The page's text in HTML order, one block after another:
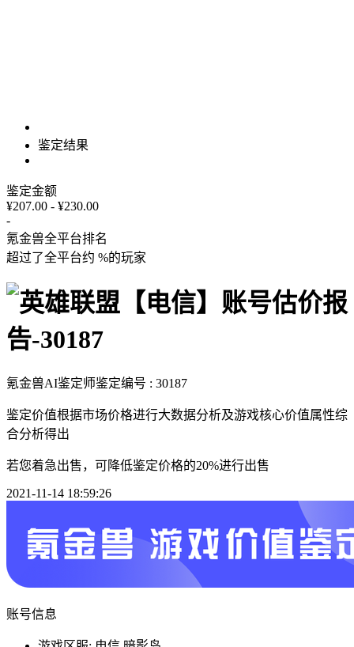
鉴定结果
鉴定金额
¥207.00 - ¥230.00
-
氪金兽全平台排名
超过了全平台约 %的玩家
氪金兽AI鉴定师鉴定编号 : 30187
鉴定价值根据市场价格进行大数据分析及游戏核心价值属性综
合分析得出
若您着急出售，可降低鉴定价格的20%进行出售
2021-11-14 18:59:26
账号信息